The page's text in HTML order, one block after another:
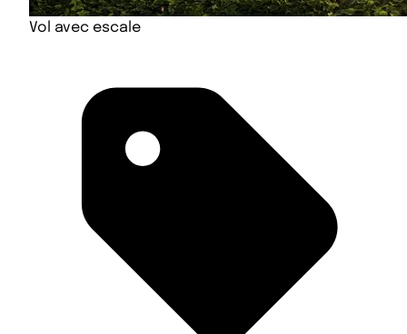
Vol avec escale